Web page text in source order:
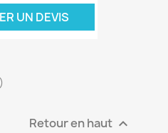
UN DEVIS
Retour en haut 